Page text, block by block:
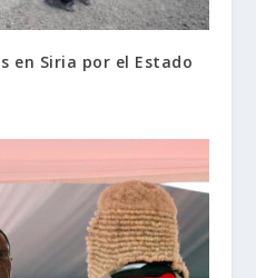
en Siria por el Estado